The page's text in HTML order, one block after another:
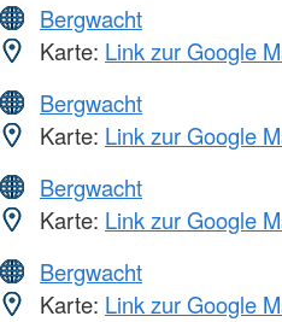
Bergwacht
Karte: Link zur Google
Bergwacht
Karte: Link zur Google
Bergwacht
Karte: Link zur Google
Bergwacht
Karte: Link zur Google